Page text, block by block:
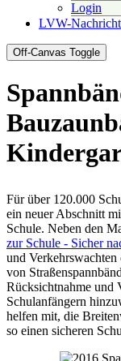
Login
LVW-
Off-Canvas Toggle
Für über 120.000
ein neuer Abschnitt
Schule. Neben den
zur Schule - Sicher
und
von
Rücksichtnahme und
Schulanfängern
helfen mit, die
so einen sicheren